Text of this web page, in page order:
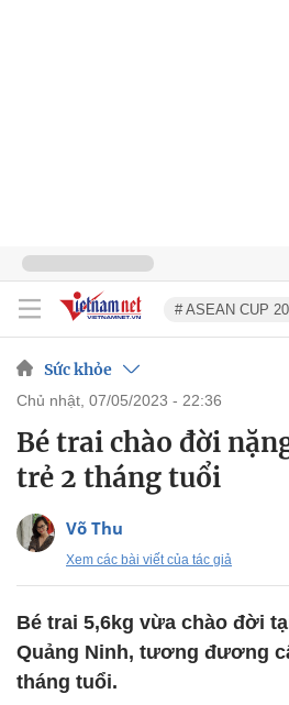
# ASEAN CUP
Sức khỏe
chủ nhật, 07/05/2023 - 22:36
Bé trai chào đời
trẻ 2 tháng tuổi
Võ Thu
Xem các bài viết của tác giả
Bé trai 5,6kg vừa chào đời
Quảng Ninh, tương đương
tháng tuổi.